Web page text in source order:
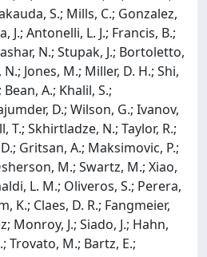
S.; Mills, C.; Gonzalez,
J.; Antonelli, L. J.; Francis, B.;
N.; Stupak, J.; Bortoletto,
Jones, M.; Miller, D. H.; Shi,
Bean, A.; Khalil, S.;
D.; Wilson, G.; Ivanov,
T.; Skhirtladze, N.; Taylor, R.;
Gritsan, A.; Maksimovic, P.;
M.; Swartz, M.; Xiao,
L. M.; Oliveros, S.; Perera,
K.; Claes, D. R.; Fangmeier,
Monroy, J.; Siado, J.; Hahn,
Trovato, M.; Bartz, E.;